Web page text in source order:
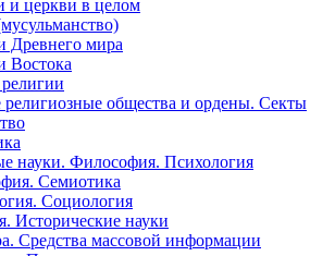
и церкви в целом
Древнего мира
Востока
общества и ордены. Секты
науки. Философия. Психология
Семиотика
Социология
Исторические науки
Средства массовой информации